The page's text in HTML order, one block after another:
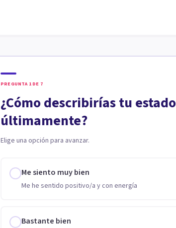
PREGUNTA 1 DE 7
¿Cómo describirías tu
últimamente?
Elige una opción para avanzar.
Me siento muy bien
Me he sentido positivo/a y con energía
Bastante bien